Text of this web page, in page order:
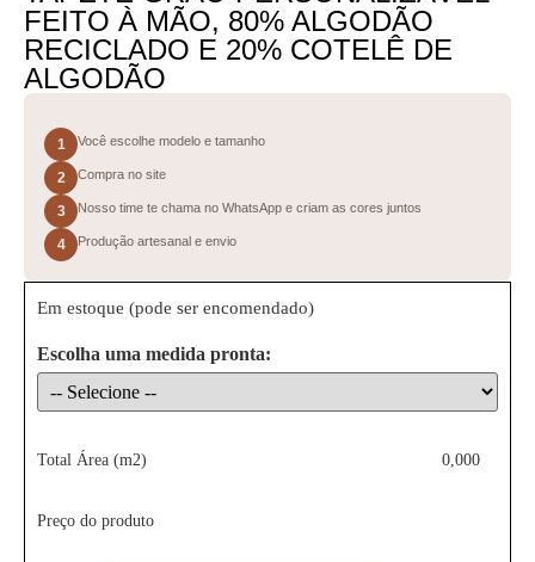
FEITO À MÃO, 80% ALGODÃO
RECICLADO E 20% COTELÊ DE
ALGODÃO
1 Você escolhe modelo e tamanho
2 Compra no site
3 Nosso time te chama no WhatsApp e criam as cores juntos
4 Produção artesanal e envio
Em estoque (pode ser encomendado)
Escolha uma medida pronta:
Total Área (m2) 0,000
Preço do produto